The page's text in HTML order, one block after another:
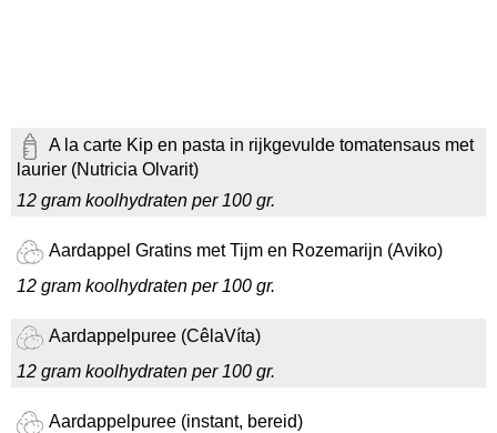
A la carte Kip en pasta in rijkgevulde tomatensaus met
laurier (Nutricia Olvarit)
12 gram koolhydraten per 100 gr.
Aardappel Gratins met Tijm en Rozemarijn (Aviko)
12 gram koolhydraten per 100 gr.
Aardappelpuree (CêlaVíta)
12 gram koolhydraten per 100 gr.
Aardappelpuree (instant, bereid)